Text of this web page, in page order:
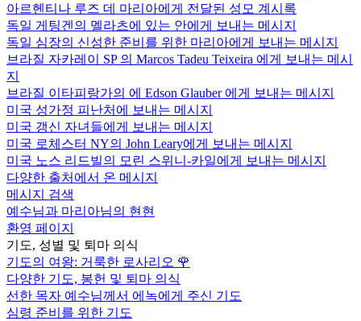
아르헨티나 루즈 데 마리아에게 전달된 성모 계시록
독일 게팅겐의 멜라츠에 있는 안에게 보내는 메시지
독일 심장의 신성한 준비를 위한 마리아에게 보내는 메시지
브라질 자카레이 SP 의 Marcos Tadeu Teixeira 에게 보내는 메시
지
브라질 이타피랑가의 에 Edson Glauber 에게 보내는 메시지
미국 성가정 피난처에 보내는 메시지
미국 갱신 자녀들에게 보내는 메시지
미국 로체스터 NY의 John Leary에게 보내는 메시지
미국 노스 리드빌의 모린 스위니-카일에게 보내는 메시지
다양한 출처에서 온 메시지
메시지 검색
예수님과 마리아님의 현현
환영 페이지
기도, 성별 및 퇴마 의식
기도의 여왕: 거룩한 로사리오 🌹
다양한 기도, 봉헌 및 퇴마 의식
선한 목자 예수님께서 에녹에게 주신 기도
심령 준비를 위한 기도